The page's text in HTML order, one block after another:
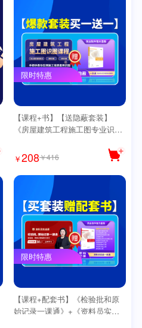
限时特惠
【课程+书】【送隐蔽套装】
《房屋建筑工程施工图专业识图
包】和【思维导图】
￥208￥416
限时特惠
【课程+配套书】《检验批和原
始记录一课通》+《资料员实战